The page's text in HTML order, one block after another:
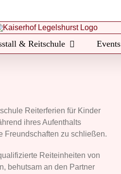
& Reitschule Events
4
Reiterferien für Kinder
ihres Aufenthalts
Freundschaften zu schließen.
Reiteinheiten von
behutsam an den Partner